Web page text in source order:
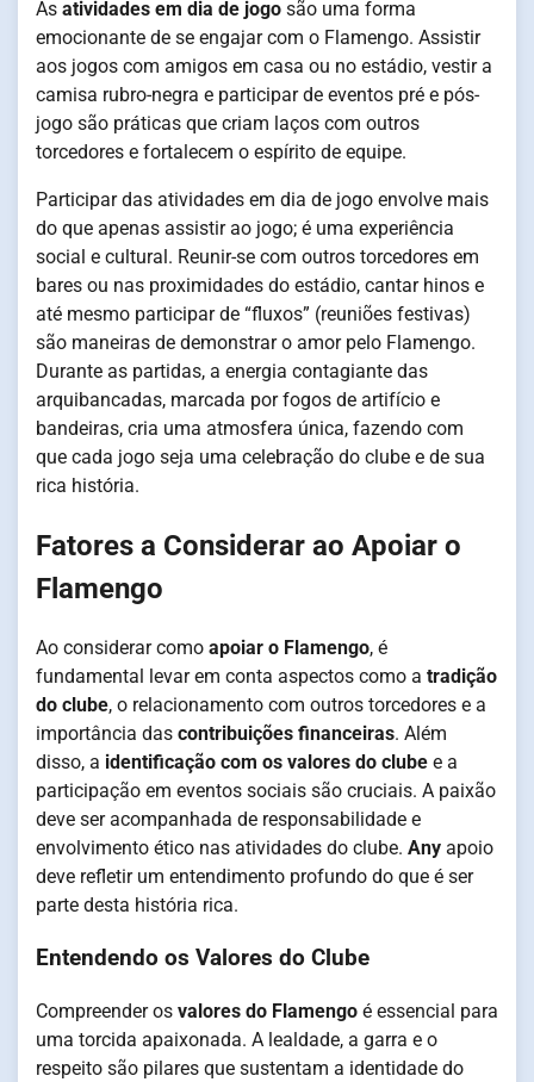
As atividades em dia de jogo são uma forma
emocionante de se engajar com o Flamengo. Assistir
aos jogos com amigos em casa ou no estádio, vestir a
camisa rubro-negra e participar de eventos pré e pós-
jogo são práticas que criam laços com outros
torcedores e fortalecem o espírito de equipe.
Participar das atividades em dia de jogo envolve mais
do que apenas assistir ao jogo; é uma experiência
social e cultural. Reunir-se com outros torcedores em
bares ou nas proximidades do estádio, cantar hinos e
até mesmo participar de “fluxos” (reuniões festivas)
são maneiras de demonstrar o amor pelo Flamengo.
Durante as partidas, a energia contagiante das
arquibancadas, marcada por fogos de artifício e
bandeiras, cria uma atmosfera única, fazendo com
que cada jogo seja uma celebração do clube e de sua
rica história.
Fatores a Considerar ao Apoiar o
Flamengo
Ao considerar como apoiar o Flamengo, é
fundamental levar em conta aspectos como a tradição
do clube, o relacionamento com outros torcedores e a
importância das contribuições financeiras. Além
disso, a identificação com os valores do clube e a
participação em eventos sociais são cruciais. A paixão
deve ser acompanhada de responsabilidade e
envolvimento ético nas atividades do clube. Any apoio
deve refletir um entendimento profundo do que é ser
parte desta história rica.
Entendendo os Valores do Clube
Compreender os valores do Flamengo é essencial para
uma torcida apaixonada. A lealdade, a garra e o
respeito são pilares que sustentam a identidade do